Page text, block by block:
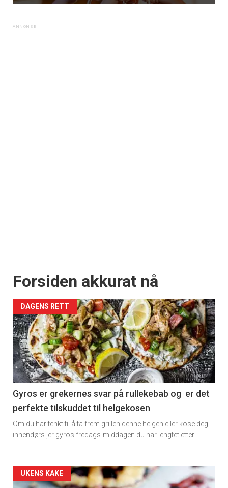
Forsiden akkurat nå
DAGENS RETT
Gyros er grekernes svar på rullekebab og er det
perfekte tilskuddet til helgekosen
Om du har tenkt til å ta frem grillen denne helgen eller kose deg
innendørs ,er gyros fredags-middagen du har lengtet etter.
Forsiden
UKENS KAKE